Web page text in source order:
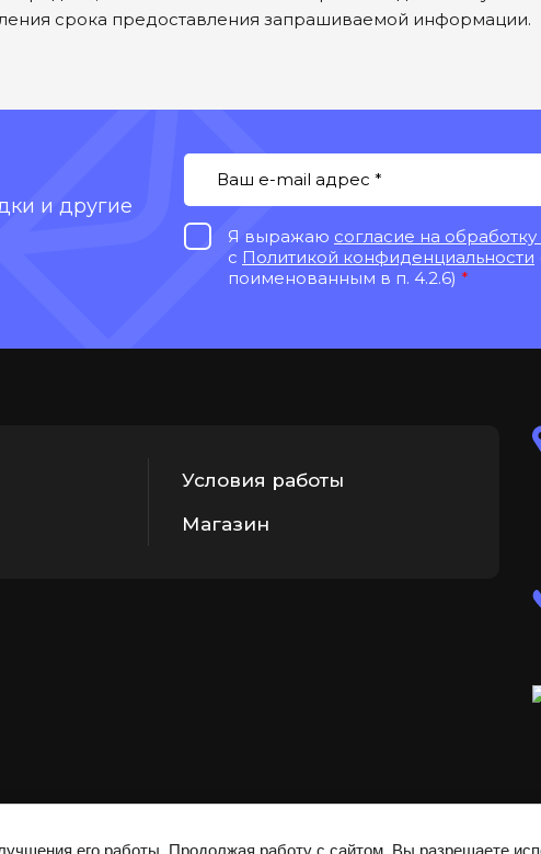
срока предоставления запрашиваемой информации.
и другие
Я выражаю согласие на
с Политикой конфиденциальности
поименованным в п. 4.2.6) *
Условия работы
Магазин
использует файлы cookie и метаданные. Продолжая
его работы. Продолжая работу с сайтом, Вы разрешаете